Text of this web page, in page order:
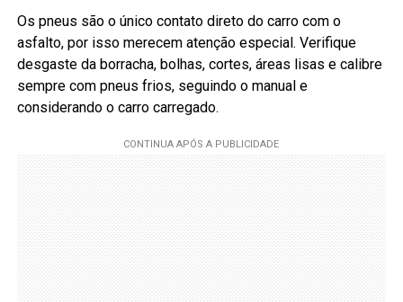
Os pneus são o único contato direto do carro com o
asfalto, por isso merecem atenção especial. Verifique
desgaste da borracha, bolhas, cortes, áreas lisas e calibre
sempre com pneus frios, seguindo o manual e
considerando o carro carregado.